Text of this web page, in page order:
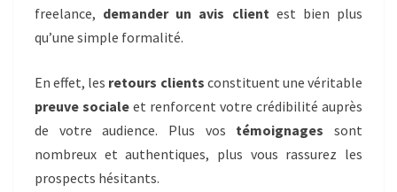
freelance, demander un avis clientest bien plus
qu’une simple formalité.
En effet, les retours clients constituent une véritable
preuve sociale et renforcent votre crédibilité auprès
de votre audience. Plus vos témoignages sont
nombreux et authentiques, plus vous rassurez les
prospects hésitants.